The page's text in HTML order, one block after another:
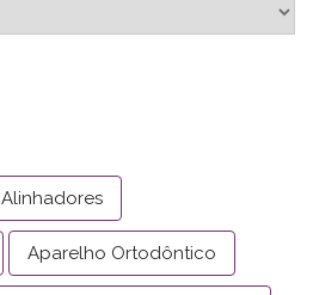
Alinhadores
Aparelho Ortodôntico